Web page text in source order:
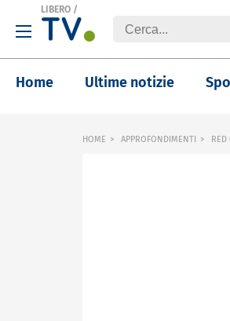
LIBERO /
Home Ultime notizie
HOME APPROFONDIMENTI RED